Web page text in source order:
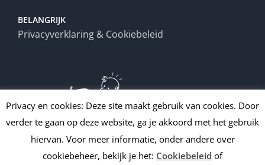
BELANGRIJK
Privacyverklaring & Cookiebeleid
Privacy en cookies: Deze site maakt gebruik van cookies. Door
verder te gaan op deze website, ga je akkoord met het gebruik
hiervan. Voor meer informatie, onder andere over
cookiebeheer, bekijk je het: Cookiebeleid of